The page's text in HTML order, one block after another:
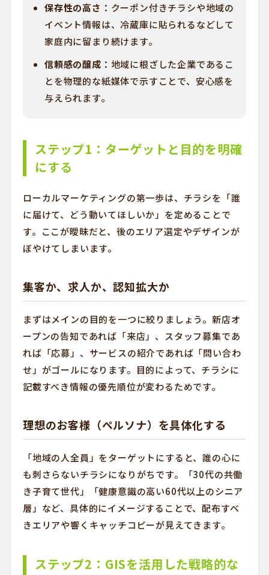
保存性の高さ： クーポン付きチラシや地域の
イベント情報は、冷蔵庫に貼られるなどして
家庭内に留まり続けます。
信頼感の醸成： 地域に根ざした企業であるこ
とを物理的な紙媒体で示すことで、安心感を
与えられます。
ステップ1：ターゲットと目的を明確
にする
ローカルマーケティングの第一歩は、チラシを「誰
に届けて、どう動いてほしいか」を定めることで
す。ここが曖昧だと、後のエリア選定やデザインが
ぼやけてしまいます。
集客か、求人か、認知拡大か
まずはメインの目的を一つに絞りましょう。新店オ
ープンの告知であれば「来店」、スタッフ募集であ
れば「応募」、サービスの紹介であれば「問い合わ
せ」がゴールになります。目的によって、チラシに
記載すべき情報の優先順位が変わるためです。
理想のお客様（ペルソナ）を具体化する
「地域の人全員」をターゲットにすると、誰の心に
も刺さらないチラシになりがちです。「30代の共働
き子育て世代」「健康意識の高い60代以上のシニア
層」など、具体的にイメージすることで、配布すべ
きエリアや響くキャッチコピーが見えてきます。
ステップ2：GISを活用した戦略的な